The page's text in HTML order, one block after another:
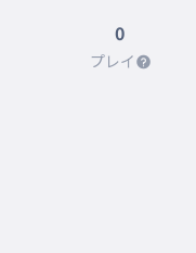
0
プレイ